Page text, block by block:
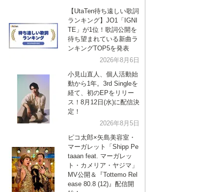
洋楽
ディズニー
【UtaTen待ち遠しい歌詞
ランキング】JO1「IGNI
TE」が1位！歌詞公開を
待ち望まれている新曲ラ
ンキングTOP5を発表
2026年8月6日
小見山直人、個人活動始
動から1年。3rd Singleを
経て、初のEPをリリー
ス！8月12日(水)に配信決
定！
2026年8月5日
ピコ太郎×矢島美容室・
マーガレット「Shipp Pe
taaan feat. マーガレッ
ト・カメリア・ヤジマ」
MV公開＆『Tottemo Rel
ease 80.8 (12)』配信開